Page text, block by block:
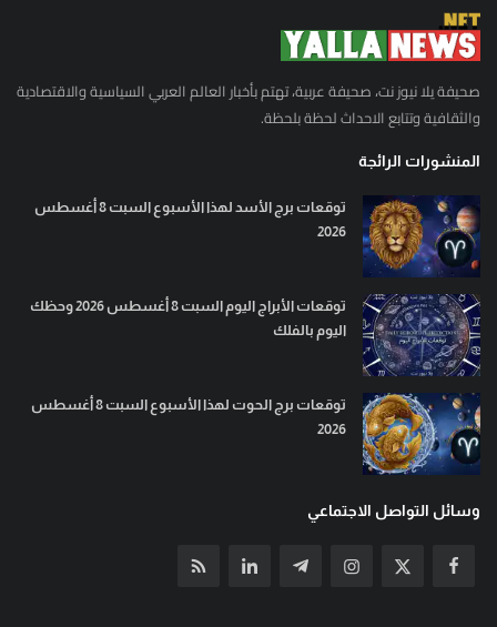
صحيفة يلا نيوز نت، صحيفة عربية، تهتم بأخبار العالم العربي السياسية والاقتصادية
والثقافية وتتابع الاحداث لحظة بلحظة.
المنشورات الرائجة
توقعات برج الأسد لهذا الأسبوع السبت 8 أغسطس
2026
توقعات الأبراج اليوم السبت 8 أغسطس 2026 وحظك
اليوم بالفلك
توقعات برج الحوت لهذا الأسبوع السبت 8 أغسطس
2026
وسائل التواصل الاجتماعي